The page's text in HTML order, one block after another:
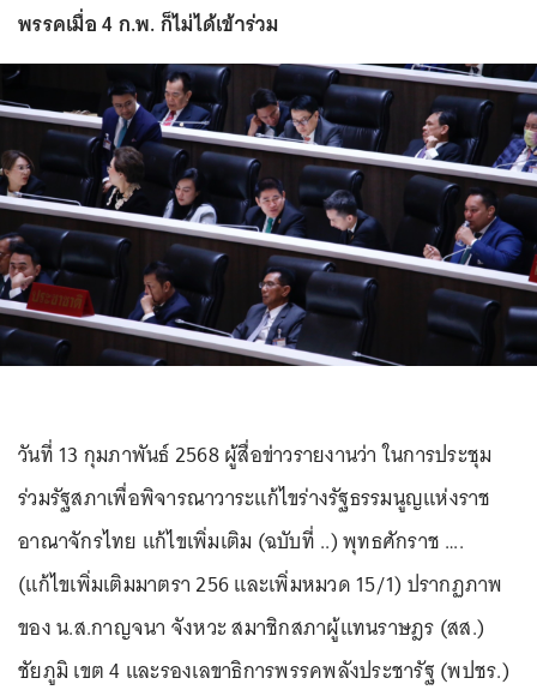
พรรคเมื่อ 4 ก.พ. ก็ไม่ได้เข้าร่วม
วันที่ 13 กุมภาพันธ์ 2568 ผู้สื่อข่าวรายงานว่า ในการประชุม
ร่วมรัฐสภาเพื่อพิจารณาวาระแก้ไขร่างรัฐธรรมนูญแห่งราช
อาณาจักรไทย แก้ไขเพิ่มเติม (ฉบับที่ ..) พุทธศักราช ….
(แก้ไขเพิ่มเติมมาตรา 256 และเพิ่มหมวด 15/1) ปรากฏภาพ
ของ น.ส.กาญจนา จังหวะ สมาชิกสภาผู้แทนราษฎร (สส.)
ชัยภูมิ เขต 4 และรองเลขาธิการพรรคพลังประชารัฐ (พปชร.)